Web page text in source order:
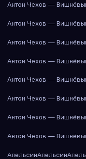
Антон Чехов —
Антон Чехов —
Антон Чехов —
Антон Чехов —
Антон Чехов —
Антон Чехов —
Антон Чехов —
Антон Чехов —
АпельсинАпельсин